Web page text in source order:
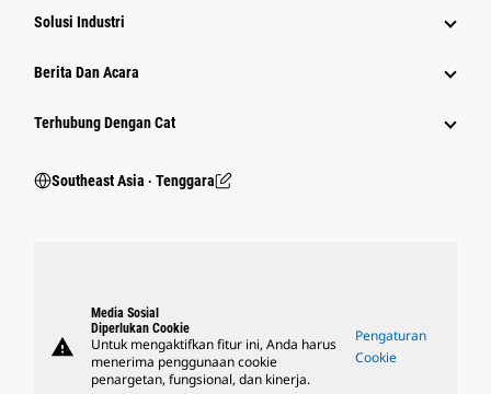
Solusi Industri
Berita Dan Acara
Terhubung Dengan Cat
Southeast Asia ‧ Tenggara
warning
Media Sosial
Diperlukan Cookie
Untuk mengaktifkan fitur ini, Anda harus
menerima penggunaan cookie
penargetan, fungsional, dan kinerja.
Pengaturan
Cookie